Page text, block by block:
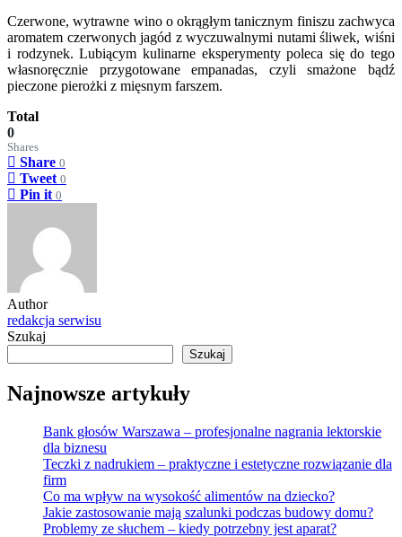
Czerwone, wytrawne wino o okrągłym tanicznym finiszu zachwyca
aromatem czerwonych jagód z wyczuwalnymi nutami śliwek, wiśni
i rodzynek. Lubiącym kulinarne eksperymenty poleca się do tego
własnoręcznie przygotowane empanadas, czyli smażone bądź
pieczone pierożki z mięsnym farszem.
Total
0
Shares
Share 0
Tweet 0
Pin it 0
Author
redakcja serwisu
Szukaj
Szukaj
Najnowsze artykuły
Bank głosów Warszawa – profesjonalne nagrania lektorskie
dla biznesu
Teczki z nadrukiem – praktyczne i estetyczne rozwiązanie dla
firm
Co ma wpływ na wysokość alimentów na dziecko?
Jakie zastosowanie mają szalunki podczas budowy domu?
Problemy ze słuchem – kiedy potrzebny jest aparat?